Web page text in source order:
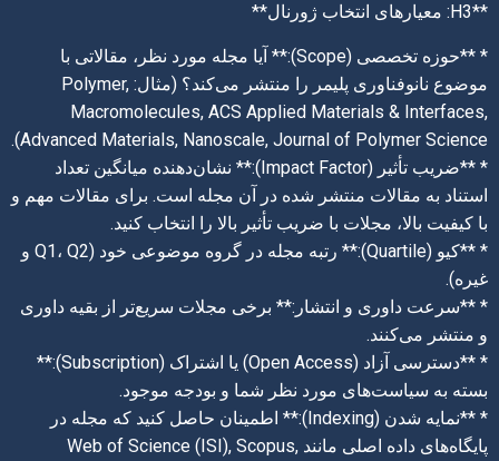
**H3: معیارهای انتخاب ژورنال**
* **حوزه تخصصی (Scope):** آیا مجله مورد نظر، مقالاتی با
موضوع نانوفناوری پلیمر را منتشر می‌کند؟ (مثال: Polymer,
Macromolecules, ACS Applied Materials & Interfaces,
Advanced Materials, Nanoscale, Journal of Polymer Science).
* **ضریب تأثیر (Impact Factor):** نشان‌دهنده میانگین تعداد
استناد به مقالات منتشر شده در آن مجله است. برای مقالات مهم و
با کیفیت بالا، مجلات با ضریب تأثیر بالا را انتخاب کنید.
* **کیو (Quartile):** رتبه مجله در گروه موضوعی خود (Q1، Q2 و
غیره).
* **سرعت داوری و انتشار:** برخی مجلات سریع‌تر از بقیه داوری
و منتشر می‌کنند.
* **دسترسی آزاد (Open Access) یا اشتراک (Subscription):**
بسته به سیاست‌های مورد نظر شما و بودجه موجود.
* **نمایه شدن (Indexing):** اطمینان حاصل کنید که مجله در
پایگاه‌های داده اصلی مانند Web of Science (ISI), Scopus,